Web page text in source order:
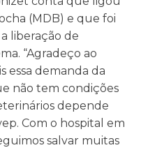
(MDB) e que foi
liberação de
“Agradeço ao
essa demanda da
não tem condições
depende
Com o hospital em
salvar muitas